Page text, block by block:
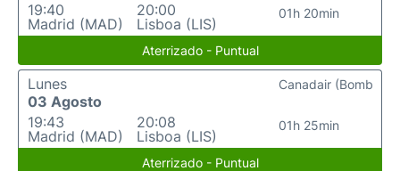
19:40
Madrid (MAD)
20:00
Lisboa (LIS)
01h 20min
Aterrizado - Puntual
Lunes
03 Agosto
19:43
Madrid (MAD)
20:08
Lisboa (LIS)
01h 25min
Canadair (Bomb
Aterrizado - Puntual